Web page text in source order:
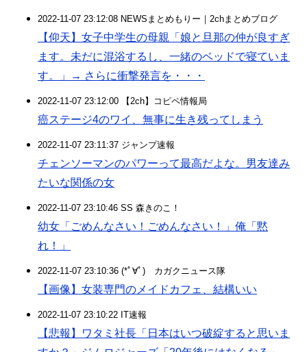
2022-11-07 23:12:08 NEWSまとめもりー｜2chまとめブログ
【仰天】女子中学生の母親「娘と旦那の仲が良すぎ
ます。未だに混浴するし、一緒のベッドで寝ていま
す。」→ さらに衝撃発言を・・・
2022-11-07 23:12:00 【2ch】コピペ情報局
癌ステージ4のワイ、無事に生き残ってしまう
2022-11-07 23:11:37 ジャンプ速報
チェンソーマンのパワーって最高だよな。男友達み
たいな関係の女
2022-11-07 23:10:46 SS 森きのこ！
幼女「ごめんなさい！ごめんなさい！」俺「黙
れ！」
2022-11-07 23:10:36 (*ﾟ∀ﾟ)ゞカガクニュース隊
【画像】女装専門のメイドカフェ、結構いい
2022-11-07 23:10:22 IT速報
【悲報】ワタミ社長「日本はいつ破綻すると思いま